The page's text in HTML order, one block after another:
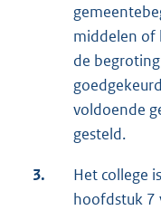
middelen of
de
voldoende
gesteld.
3.
Het college
hoofdstuk 7